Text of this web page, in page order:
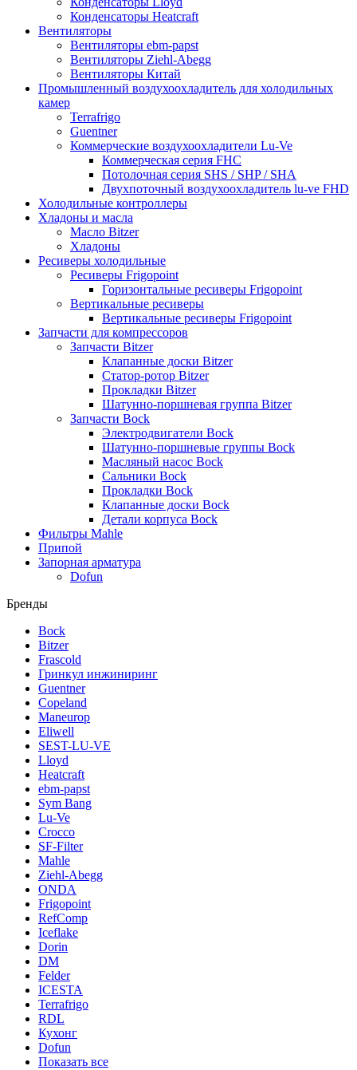
Конденсаторы Heatcraft
Вентиляторы
Вентиляторы ebm-papst
Вентиляторы Ziehl-Abegg
Вентиляторы Китай
Промышленный воздухоохладитель для холодильных
камер
Terrafrigo
Guentner
Коммерческие воздухоохладители Lu-Ve
Коммерческая серия FHC
Потолочная серия SHS / SHP / SHA
Двухпоточный воздухоохладитель lu-ve FHD
Холодильные контроллеры
Хладоны и масла
Масло Bitzer
Хладоны
Ресиверы холодильные
Ресиверы Frigopoint
Горизонтальные ресиверы Frigopoint
Вертикальные ресиверы
Вертикальные ресиверы Frigopoint
Запчасти для компрессоров
Запчасти Bitzer
Клапанные доски Bitzer
Статор-ротор Bitzer
Прокладки Bitzer
Шатунно-поршневая группа Bitzer
Запчасти Bock
Электродвигатели Bock
Шатунно-поршневые группы Bock
Масляный насос Bock
Сальники Bock
Прокладки Bock
Клапанные доски Bock
Детали корпуса Bock
Фильтры Mahle
Припой
Запорная арматура
Dofun
Бренды
Bock
Bitzer
Frascold
Гринкул инжиниринг
Guentner
Copeland
Maneurop
Eliwell
SEST-LU-VE
Lloyd
Heatcraft
ebm-papst
Sym Bang
Lu-Ve
Crocco
SF-Filter
Mahle
Ziehl-Abegg
ONDA
Frigopoint
RefComp
Iceflake
Dorin
DM
Felder
ICESTA
Terrafrigo
RDL
Кухонг
Dofun
Показать все